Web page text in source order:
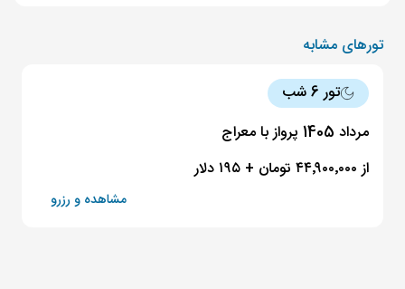
تورهای مشابه
تور 6 شب
مرداد 1405 پرواز با معراج
از ۴۴٬۹۰۰٬۰۰۰ تومان + ۱۹۵ دلار
مشاهده و رزرو